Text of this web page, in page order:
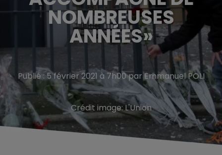
NOMBREUSES
ANNÉES»
Publié : 5 février 2021 à 7h00 par Emmanuel POLI
Crédit image:L'Union